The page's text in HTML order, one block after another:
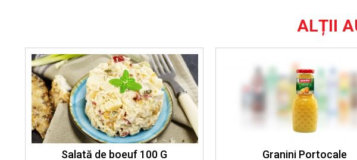
ALȚII
Salată de boeuf 100 G Granini Portocale